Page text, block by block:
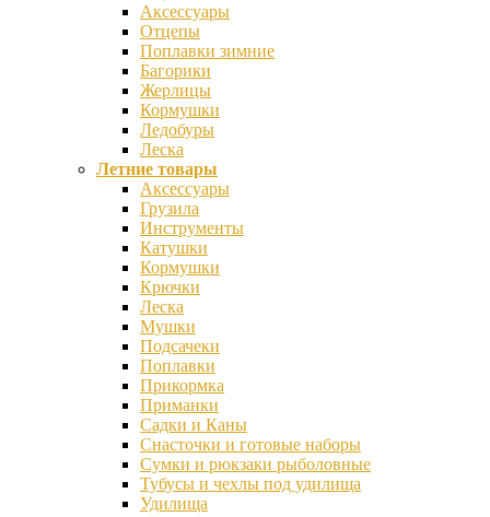
Аксессуары
Отцепы
Поплавки зимние
Багорики
Жерлицы
Кормушки
Ледобуры
Леска
Летние товары
Аксессуары
Грузила
Инструменты
Катушки
Кормушки
Крючки
Леска
Мушки
Подсачеки
Поплавки
Прикормка
Приманки
Садки и Каны
Снасточки и готовые наборы
Сумки и рюкзаки рыболовные
Тубусы и чехлы под удилища
Удилища